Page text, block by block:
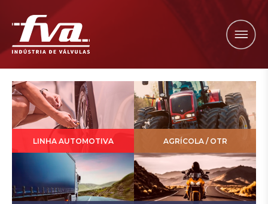
LINHA AUTOMOTIVA AGRÍCOLA / OTR